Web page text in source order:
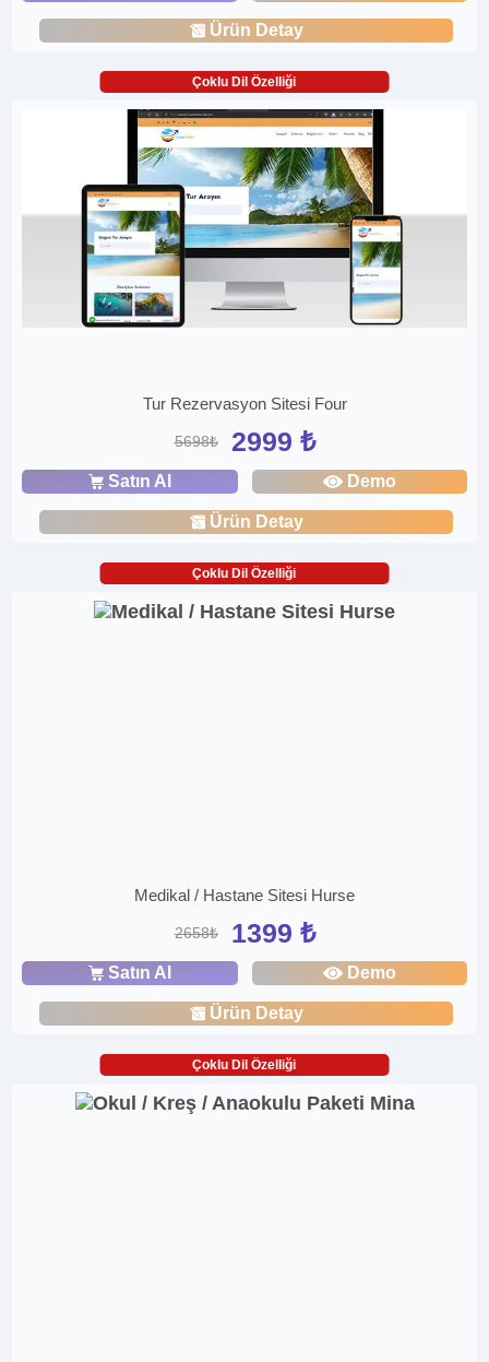
Ürün Detay
Çoklu Dil Özelliği
Tur Rezervasyon Sitesi Four
5698₺ 2999 ₺
Satın Al Demo
Ürün Detay
Çoklu Dil Özelliği
Medikal / Hastane Sitesi Hurse
2658₺ 1399 ₺
Satın Al Demo
Ürün Detay
Çoklu Dil Özelliği